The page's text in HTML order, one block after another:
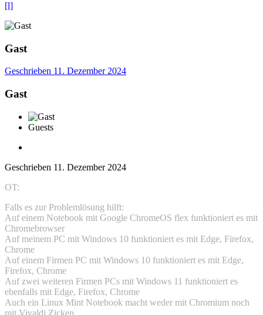
[l]
Gast
Geschrieben 11. Dezember 2024
Gast
Guests
Geschrieben 11. Dezember 2024
OT:
Falls es zur Problemlösung hilft:
Auf einem Notebook mit Google ChromeOS flex funktioniert es mit
Chromebrowser
Auf meinem PC mit Windows 10 funktioniert es mit Edge, Firefox,
Chrome
Auf einem Firmen PC mit Windows 10 funktioniert es mit Edge,
Firefox, Chrome
Auf zwei weiteren Firmen PCs mit Windows 11 funktioniert es
ebenfalls mit Edge, Firefox, Chrome
Auch ein Linux Mint Notebook macht weder mit Chromium noch
mit Vivaldi Zicken